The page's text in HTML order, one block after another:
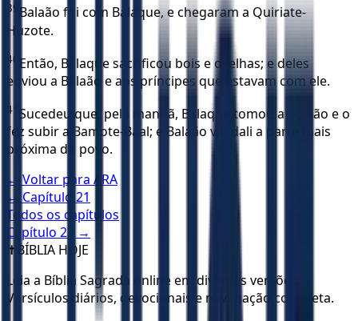
39 Balaão foi com Balaque, e chegaram a Quiriate-
Huzote.
40 Então, Balaque sacrificou bois e ovelhas; e deles
enviou a Balaão e aos príncipes que estavam com ele.
41 Sucedeu que, pela manhã, Balaque tomou a Balaão e o
fez subir a Bamote-Baal; e Balaão viu dali a parte mais
próxima do povo.
← Voltar para ARA
← Capítulo 21
Todos os capítulos
Capítulo 23
→
✝️ BÍBLIA HOJE
Leia a Bíblia Sagrada online em diversas versões.
Versículos diários, devocionais e navegação completa.